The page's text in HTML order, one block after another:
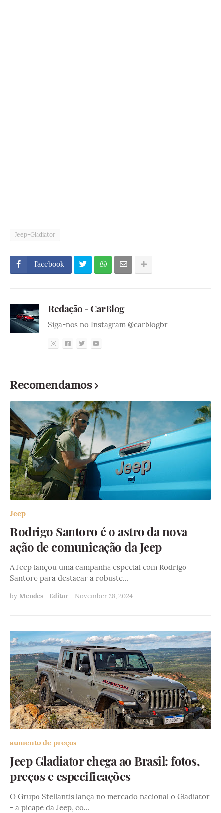
Jeep-Gladiator
Facebook
Redação - CarBlog
Siga-nos no Instagram @carblogbr
Recomendamos
Jeep
Rodrigo Santoro é o astro da nova
ação de comunicação da Jeep
A Jeep lançou uma campanha especial com Rodrigo
Santoro para destacar a robuste…
by Mendes - Editor - November 28, 2024
aumento de preços
Jeep Gladiator chega ao Brasil: fotos,
preços e especificações
O Grupo Stellantis lança no mercado nacional o Gladiator
- a picape da Jeep, co…